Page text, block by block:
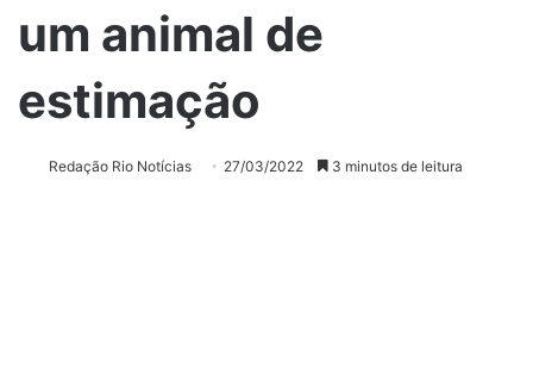
um animal de
estimação
Redação Rio Notícias 27/03/2022 3 minutos de leitura